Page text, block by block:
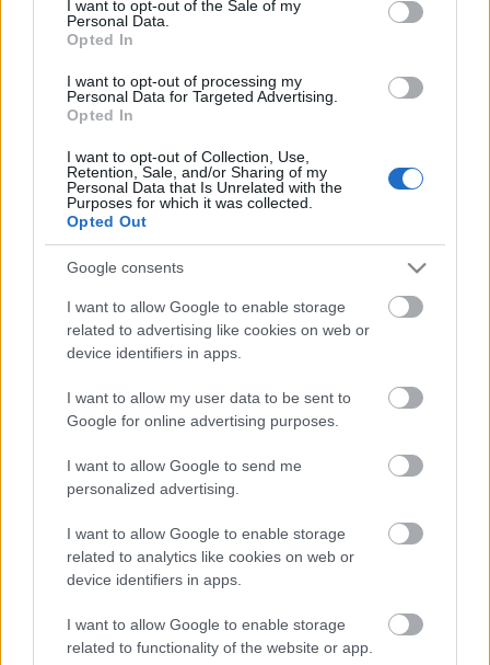
I want to opt-out of the Sale of my
Personal Data.
Opted In
I want to opt-out of processing my
Personal Data for Targeted Advertising.
Opted In
I want to opt-out of Collection, Use,
Retention, Sale, and/or Sharing of my
Personal Data that Is Unrelated with the
Purposes for which it was collected.
Opted Out
Google consents
I want to allow Google to enable storage
related to advertising like cookies on web or
device identifiers in apps.
I want to allow my user data to be sent to
Google for online advertising purposes.
I want to allow Google to send me
personalized advertising.
I want to allow Google to enable storage
related to analytics like cookies on web or
device identifiers in apps.
I want to allow Google to enable storage
related to functionality of the website or app.
pezsgőhabot rákanalazzuk.
2. eper felfújt (4szem)
Hozzávalók
eper 225g
cukor 140g
(gran marnier ízlés szerint)
liszt 160g
tojás 4 egész
Elkészítés
* A tojásokat kettéválasztjuk.
* Igény szerint a gran marniert adunk hozzá
* Eztán a kemény habbá vert fehérjét lazán belekeverjük, eközben
* 170 C fokon sütjük, 14 percig
* Tálalás: igény szerint vaniliafagyival vagy tejszínhabbal tálaljuk.
m: 1061-Budapest, Ó. u. 24-26.
Telefon: (1) 688 1696
www.artesano.hu